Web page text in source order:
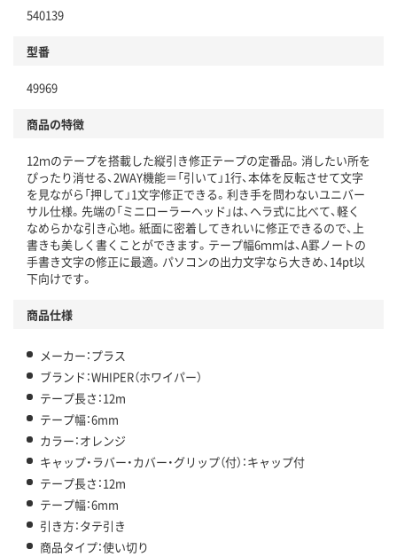
540139
型番
49969
商品の特徴
12ｍのテープを搭載した縦引き修正テープの定番品。消したい所を
ぴったり消せる、2WAY機能＝「引いて」1行、本体を反転させて文字
を見ながら「押して」1文字修正できる。利き手を問わないユニバー
サル仕様。先端の「ミニローラーヘッド」は、ヘラ式に比べて、軽く
なめらかな引き心地。紙面に密着してきれいに修正できるので、上
書きも美しく書くことができます。テープ幅6ｍｍは、A罫ノートの
手書き文字の修正に最適。パソコンの出力文字なら大きめ、14pt以
下向けです。
商品仕様
メーカー：プラス
ブランド：WHIPER（ホワイパー）
テープ長さ：12m
テープ幅：6mm
カラー：オレンジ
キャップ・ラバー・カバー・グリップ（付）：キャップ付
テープ長さ：12m
テープ幅：6mm
引き方：タテ引き
商品タイプ：使い切り